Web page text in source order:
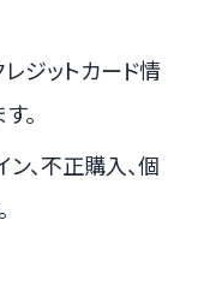
レジットカード情
。
、不正購入、個